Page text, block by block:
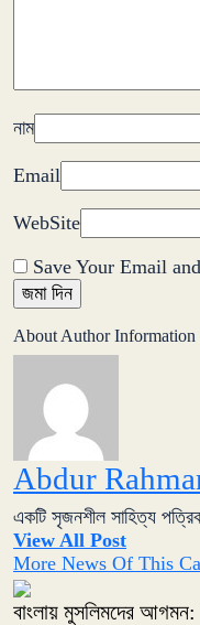
নাম
Email
WebSite
Save Your Email
About Author Information
Abdur
একটি সৃজনশীল সাহিত্য
View All Post
More News Of This
বাংলায় মুসলিমদের আগমন: